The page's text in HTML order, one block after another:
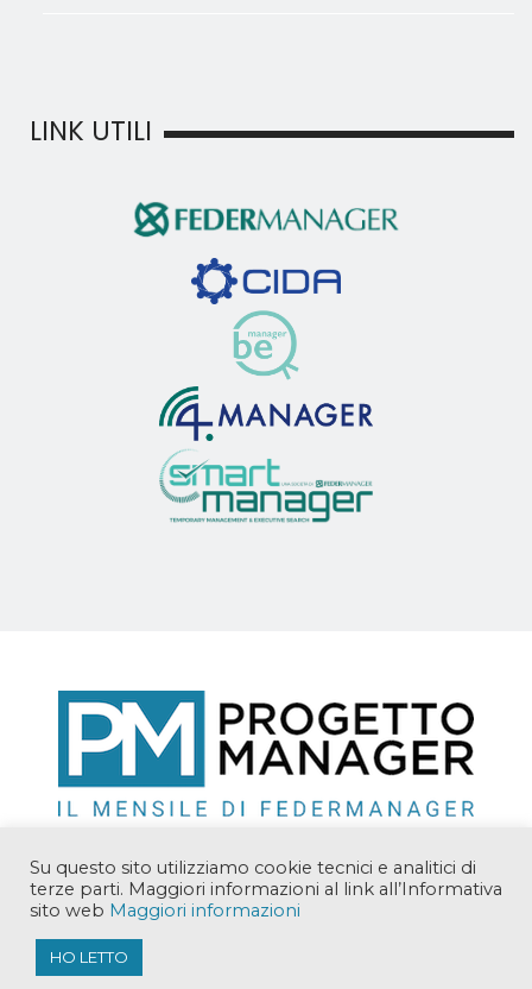
LINK UTILI
Copyright © 2018 Manager Solutions Srl. Tutti i diritti
Su questo sito utilizziamo cookie tecnici e analitici di
terze parti. Maggiori informazioni al link all’Informativa
sito web Maggiori informazioni
HO LETTO